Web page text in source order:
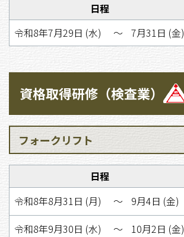
日程
令和8年7月29日 (水)
〜 7月31日 (金)
資格取得研修（検査業）
フォークリフト
日程
令和8年8月31日 (月)
〜 9月4日 (金)
令和8年9月30日 (水)
〜 10月2日 (金)